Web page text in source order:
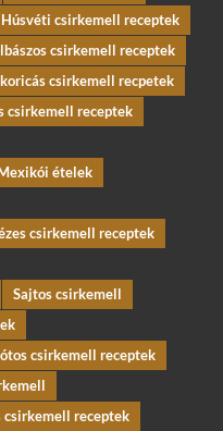
Húsvéti csirkemell receptek
csirkemell receptek
csirkemell recpetek
csirkemell receptek
ételek
csirkemell receptek
Sajtos csirkemell
csirkemell receptek
csirkemell receptek